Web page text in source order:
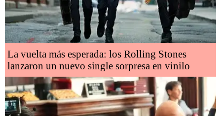
La vuelta más esperada: los Rolling Stones
lanzaron un nuevo single sorpresa en vinilo